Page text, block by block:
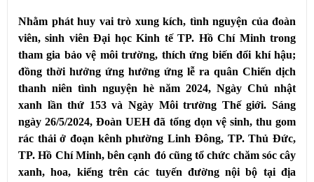
Nhằm phát huy vai trò xung kích, tình nguyện của đoàn
viên, sinh viên Đại học Kinh tế TP. Hồ Chí Minh trong
tham gia bảo vệ môi trường, thích ứng biến đổi khí hậu;
đồng thời hưởng ứng hưởng ứng lễ ra quân Chiến dịch
thanh niên tình nguyện hè năm 2024, Ngày Chủ nhật
xanh lần thứ 153 và Ngày Môi trường Thế giới. Sáng
ngày 26/5/2024, Đoàn UEH đã tổng dọn vệ sinh, thu gom
rác thải ở đoạn kênh phường Linh Đông, TP. Thủ Đức,
TP. Hồ Chí Minh, bên cạnh đó cũng tổ chức chăm sóc cây
xanh, hoa, kiểng trên các tuyến đường nội bộ tại địa